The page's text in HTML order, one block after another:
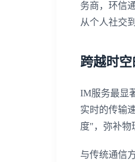
务商，环信
从个人社交
跨越时
IM服务最显
实时的传输
度"，弥补物
与传统通信